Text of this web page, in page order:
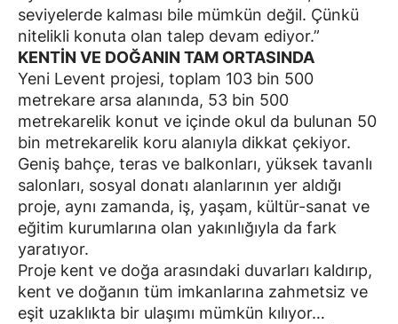
seviyelerde kalması bile mümkün değil. Çünkü
nitelikli konuta olan talep devam ediyor.”
KENTİN VE DOĞANIN TAM ORTASINDA
Yeni Levent projesi, toplam 103 bin 500
metrekare arsa alanında, 53 bin 500
metrekarelik konut ve içinde okul da bulunan 50
bin metrekarelik koru alanıyla dikkat çekiyor.
Geniş bahçe, teras ve balkonları, yüksek tavanlı
salonları, sosyal donatı alanlarının yer aldığı
proje, aynı zamanda, iş, yaşam, kültür-sanat ve
eğitim kurumlarına olan yakınlığıyla da fark
yaratıyor.
Proje kent ve doğa arasındaki duvarları kaldırıp,
kent ve doğanın tüm imkanlarına zahmetsiz ve
eşit uzaklıkta bir ulaşımı mümkün kılıyor…